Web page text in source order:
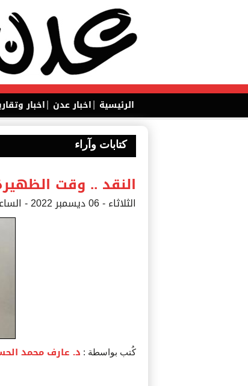
الرئيسية |اخبار عدن |اخبار
كتابات وآراء
النقد .. وقت
الثلاثاء - 06 ديسمبر 2022 - الساعة 08:00 م
كُتب بواسطة : د. عارف محمد